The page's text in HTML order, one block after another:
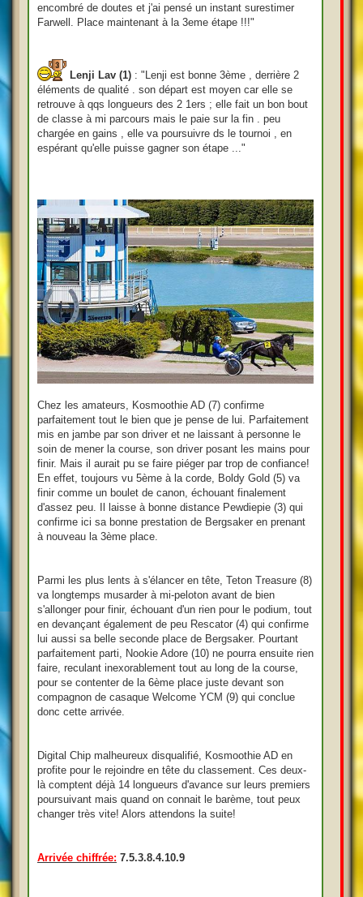
encombré de doutes et j'ai pensé un instant surestimer
Farwell. Place maintenant à la 3eme étape !!!"
Lenji Lav (1) : "Lenji est bonne 3ème , derrière 2
éléments de qualité . son départ est moyen car elle se
retrouve à qqs longueurs des 2 1ers ; elle fait un bon bout
de classe à mi parcours mais le paie sur la fin . peu
chargée en gains , elle va poursuivre ds le tournoi , en
espérant qu'elle puisse gagner son étape ..."
Chez les amateurs, Kosmoothie AD (7) confirme
parfaitement tout le bien que je pense de lui. Parfaitement
mis en jambe par son driver et ne laissant à personne le
soin de mener la course, son driver posant les mains pour
finir. Mais il aurait pu se faire piéger par trop de confiance!
En effet, toujours vu 5ème à la corde, Boldy Gold (5) va
finir comme un boulet de canon, échouant finalement
d'assez peu. Il laisse à bonne distance Pewdiepie (3) qui
confirme ici sa bonne prestation de Bergsaker en prenant
à nouveau la 3ème place.
Parmi les plus lents à s'élancer en tête, Teton Treasure (8)
va longtemps musarder à mi-peloton avant de bien
s'allonger pour finir, échouant d'un rien pour le podium, tout
en devançant également de peu Rescator (4) qui confirme
lui aussi sa belle seconde place de Bergsaker. Pourtant
parfaitement parti, Nookie Adore (10) ne pourra ensuite rien
faire, reculant inexorablement tout au long de la course,
pour se contenter de la 6ème place juste devant son
compagnon de casaque Welcome YCM (9) qui conclue
donc cette arrivée.
Digital Chip malheureux disqualifié, Kosmoothie AD en
profite pour le rejoindre en tête du classement. Ces deux-
là comptent déjà 14 longueurs d'avance sur leurs premiers
poursuivant mais quand on connait le barème, tout peux
changer très vite! Alors attendons la suite!
Arrivée chiffrée: 7.5.3.8.4.10.9